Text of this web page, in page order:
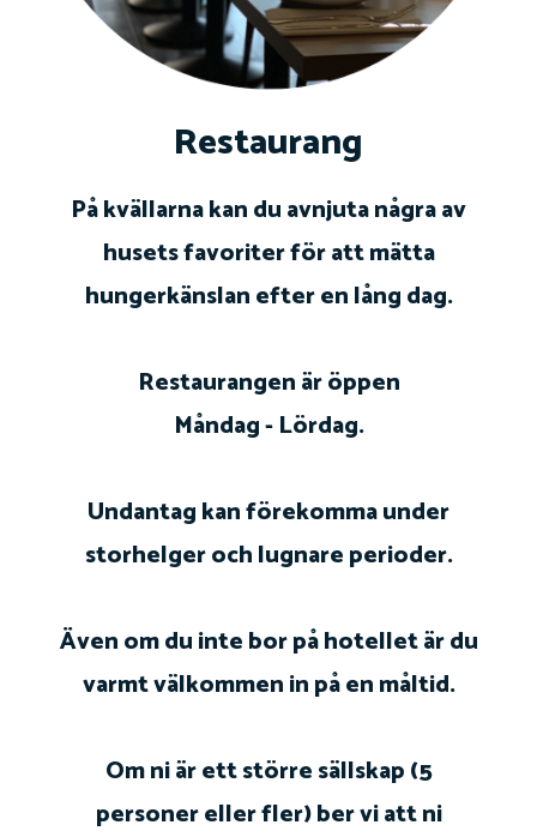
Restaurang
På kvällarna kan du avnjuta några av
husets favoriter för att mätta
hungerkänslan efter en lång dag.
Restaurangen är öppen
Måndag - Lördag.
Undantag kan förekomma under
storhelger och lugnare perioder.
Även om du inte bor på hotellet är du
varmt välkommen in på en måltid.
Om ni är ett större sällskap (5
personer eller fler) ber vi att ni